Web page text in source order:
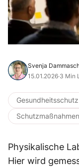
Svenja
15.01.2026·3 Min
Gesundheitsschutz
Physikalische
Hier wird